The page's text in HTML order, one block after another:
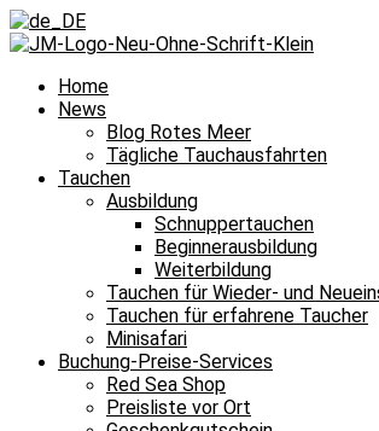
Home
News
Blog Rotes Meer
Tägliche Tauchausfahrten
Tauchen
Ausbildung
Schnuppertauchen
Beginnerausbildung
Weiterbildung
Tauchen für Wieder- und
Tauchen für erfahrene Taucher
Minisafari
Buchung-Preise-Services
Red Sea Shop
Preisliste vor Ort